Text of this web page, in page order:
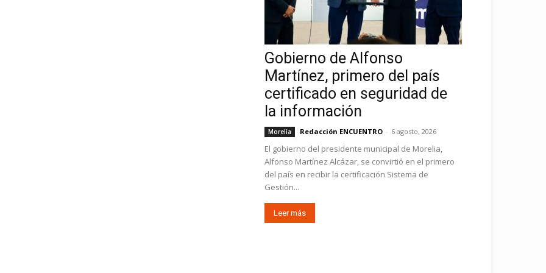
Gobierno de Alfonso
Martínez, primero del país
certificado en seguridad de
la información
Morelia Redacción ENCUENTRO - 6 agosto, 2026
El gobierno del presidente municipal de Morelia,
Alfonso Martínez Alcázar, se convirtió en el primero
del país en recibir la certificación Sistema de
Gestión...
Leer más